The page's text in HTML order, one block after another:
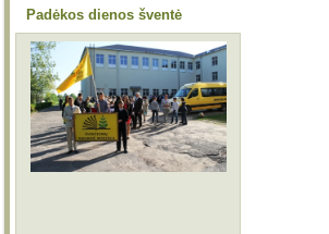
Padėkos dienos šventė